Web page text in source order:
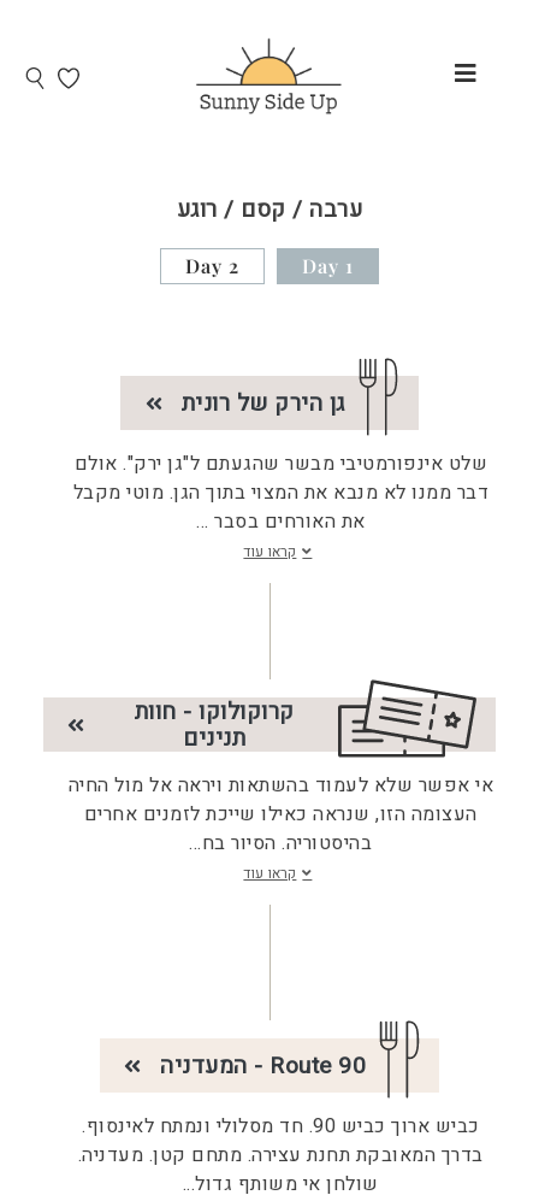
ערבה / קסם / רוגע
Day 1
Day 2
גן הירק של רונית
שלט אינפורמטיבי מבשר שהגעתם ל"גן ירק". אולם
דבר ממנו לא מנבא את המצוי בתוך הגן. מוטי מקבל
את האורחים בסבר ...
קראו עוד
קרוקולוקו - חוות
תנינים
אי אפשר שלא לעמוד בהשתאות ויראה אל מול החיה
העצומה הזו, שנראה כאילו שייכת לזמנים אחרים
בהיסטוריה. הסיור בח...
קראו עוד
Route 90 - המעדניה
כביש ארוך כביש 90. חד מסלולי ונמתח לאינסוף.
בדרך המאובקת תחנת עצירה. מתחם קטן. מעדניה.
שולחן אי משותף גדול...